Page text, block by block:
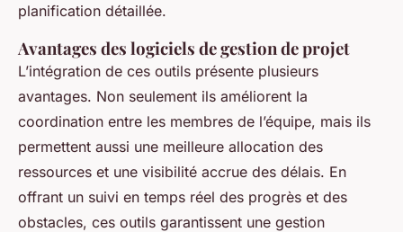
planification détaillée.
Avantages des logiciels de gestion de projet
L’intégration de ces outils présente plusieurs
avantages. Non seulement ils améliorent la
coordination entre les membres de l’équipe, mais ils
permettent aussi une meilleure allocation des
ressources et une visibilité accrue des délais. En
offrant un suivi en temps réel des progrès et des
obstacles, ces outils garantissent une gestion